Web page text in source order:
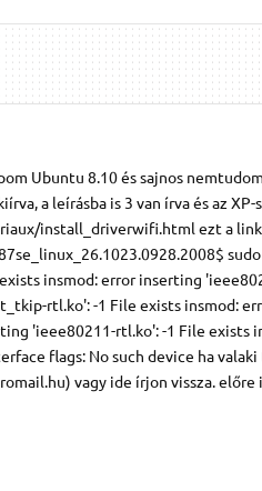
Ubuntu 8.10 és sajnos
a leírásba is 3 van írva és az XP-
install_driverwifi.html ezt a
insmod: error inserting
rtl.ko': -1 File exists insmod:
'ieee80211-rtl.ko': -1 File exists
flags: No such device ha
vagy ide írjon vissza. előre